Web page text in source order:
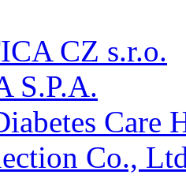
CZ s.r.o.
S.P.A.
Care
Co.,